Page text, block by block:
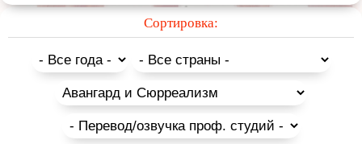
В нашем сборнике советских мультфильмов, любой из
которых можно посмотреть онлайн или скачать через
торрент, представлены самые лучшие представители жанра,
Серия «В мире сказок»
Коллекция «Мульт-Салют»
Подборки от режиссеров студии «Пилот»
Сортировка: